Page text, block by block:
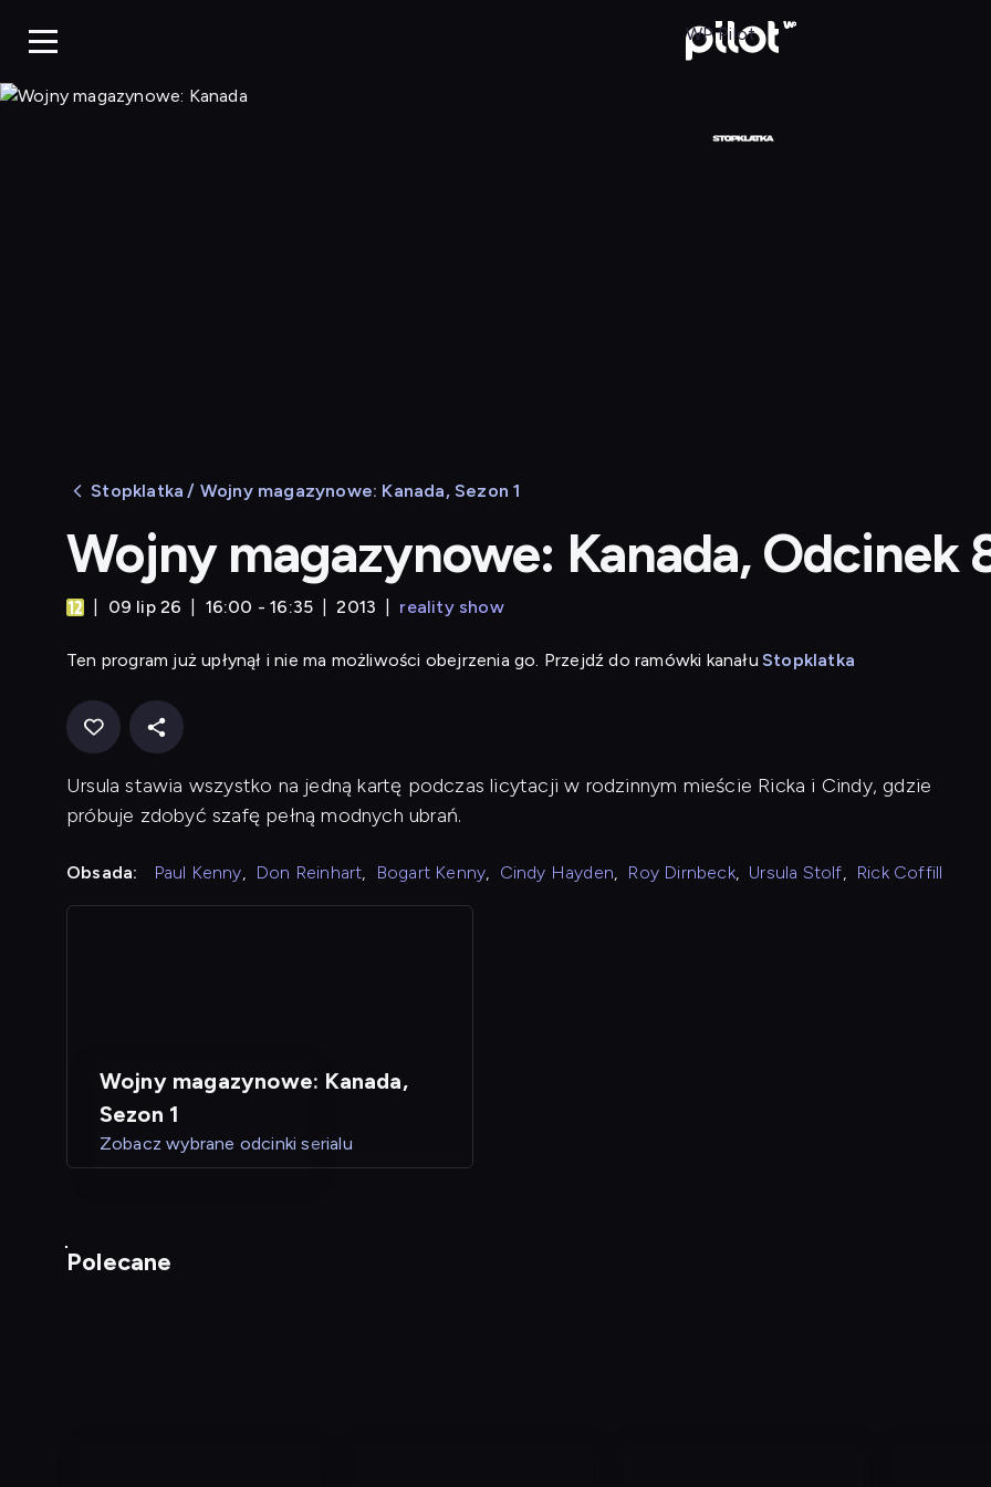
WP Pilot
Stopklatka / Wojny magazynowe: Kanada, Sezon 1
Wojny magazynowe: Kanada, Odcinek
09 lip 26 16:00 - 16:35 2013 reality show
Ten program już upłynął i nie ma możliwości obejrzenia go. Przejdź do ramówki kanału Stopklatka
Ursula stawia wszystko na jedną kartę podczas licytacji w rodzinnym mieście Ricka i Cindy, gdzie
próbuje zdobyć szafę pełną modnych ubrań.
Obsada: Paul Kenny, Don Reinhart, Bogart Kenny, Cindy Hayden, Roy Dirnbeck, Ursula Stolf, Rick Coffill
Wojny magazynowe: Kanada,
Sezon 1
Zobacz wybrane odcinki serialu
Polecane